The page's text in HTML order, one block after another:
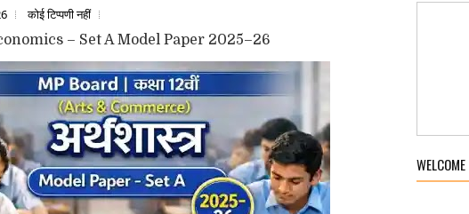
कोई टिप्पणी नहीं
– Set A Model Paper 2025–26
WELCOME